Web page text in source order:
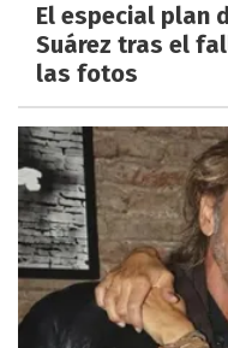
El especial plan
Suárez tras el
las fotos